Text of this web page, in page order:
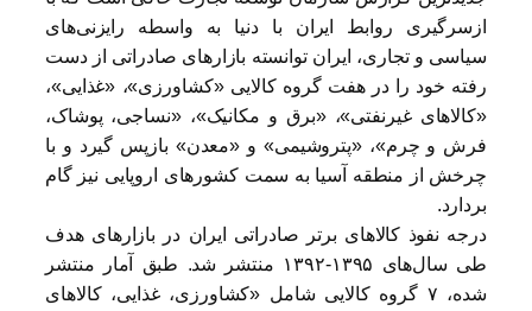
ازسرگیری روابط ایران با دنیا به واسطه رایزنی‌های
سیاسی و تجاری، ایران توانسته بازارهای صادراتی از دست
رفته خود را در هفت گروه کالایی «کشاورزی»، «غذایی»،
«کالاهای غیرنفتی»، «برق و مکانیک»، «نساجی، پوشاک،
فرش و چرم»، «پتروشیمی» و «معدن» بازپس گیرد و با
چرخش از منطقه آسیا به سمت کشورهای اروپایی نیز گام
بردارد.
درجه نفوذ کالاهای برتر صادراتی ایران در بازارهای هدف
طی سال‌های ۱۳۹۵-۱۳۹۲ منتشر شد. طبق آمار منتشر
شده، ۷ گروه کالایی شامل «کشاورزی، غذایی، کالاهای